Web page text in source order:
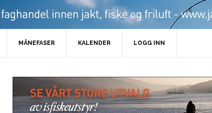
MÅNEFASER KALENDER LOGG INN